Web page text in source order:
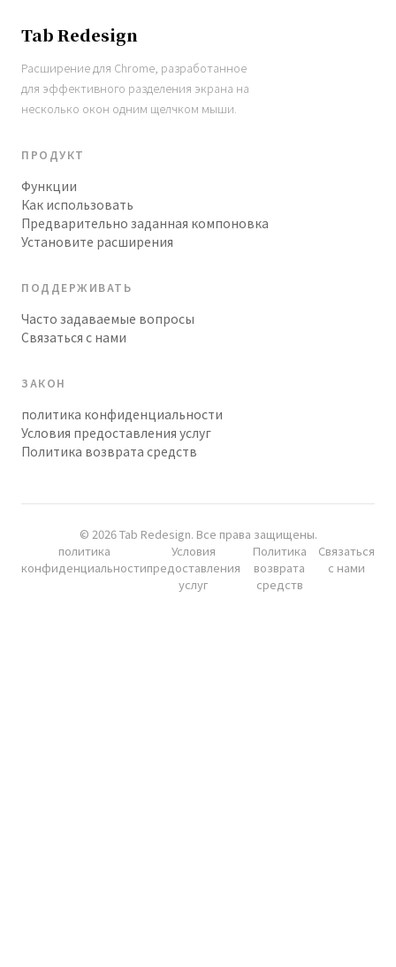
Tab Redesign
Расширение для Chrome, разработанное
для эффективного разделения экрана на
несколько окон одним щелчком мыши.
ПРОДУКТ
Функции
Как использовать
Предварительно заданная компоновка
Установите расширения
ПОДДЕРЖИВАТЬ
Часто задаваемые вопросы
Связаться с нами
ЗАКОН
политика конфиденциальности
Условия предоставления услуг
Политика возврата средств
© 2026 Tab Redesign. Все права защищены.
политика
конфиденциальности
Условия
предоставления
услуг
Политика
возврата
средств
Связаться
с нами